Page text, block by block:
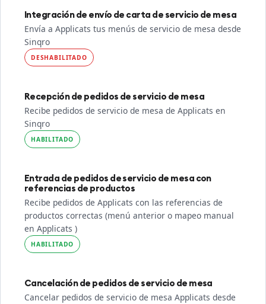
Integración de envío de carta de servicio de mesa
Envía a Applicats tus menús de servicio de mesa desde
Sinqro
DESHABILITADO
Recepción de pedidos de servicio de mesa
Recibe pedidos de servicio de mesa de Applicats en
Sinqro
HABILITADO
Entrada de pedidos de servicio de mesa con
referencias de productos
Recibe pedidos de Applicats con las referencias de
productos correctas (menú anterior o mapeo manual
en Applicats )
HABILITADO
Cancelación de pedidos de servicio de mesa
Cancelar pedidos de servicio de mesa Applicats desde